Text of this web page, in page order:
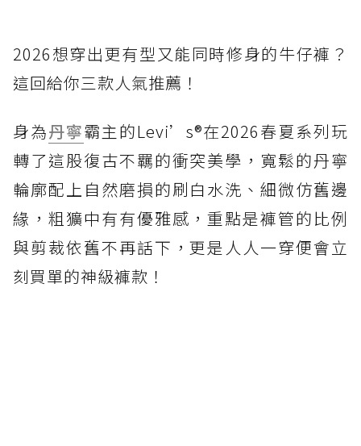
2026想穿出更有型又能同時修身的牛仔褲？
這回給你三款人氣推薦！
身為丹寧霸主的Levi’s®在2026春夏系列玩
轉了這股復古不羈的衝突美學，寬鬆的丹寧
輪廓配上自然磨損的刷白水洗、細微仿舊邊
緣，粗獷中有有優雅感，重點是褲管的比例
與剪裁依舊不再話下，更是人人一穿便會立
刻買單的神級褲款！